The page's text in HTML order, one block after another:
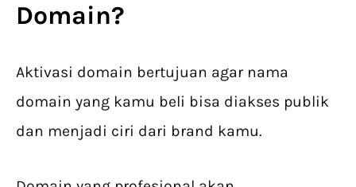
Domain?
Aktivasi domain bertujuan agar nama
domain yang kamu beli bisa diakses publik
dan menjadi ciri dari brand kamu.